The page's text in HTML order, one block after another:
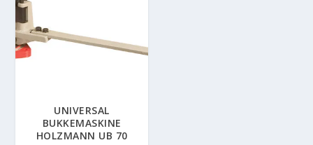
UNIVERSAL
BUKKEMASKINE
HOLZMANN UB 70